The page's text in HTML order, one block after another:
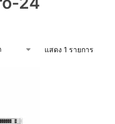
แสดง 1 รายการ